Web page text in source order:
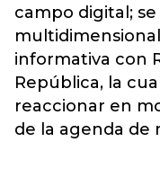
campo digital;
informativa con
República, la
reaccionar en
de la agenda de